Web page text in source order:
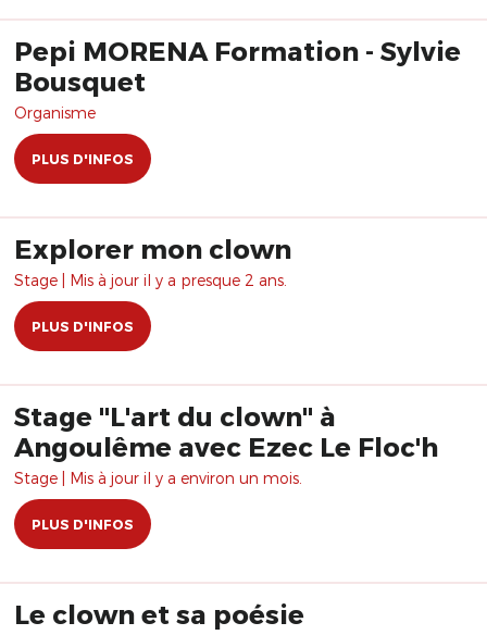
Pepi MORENA Formation - Sylvie
Bousquet
Organisme
PLUS D'INFOS
Explorer mon clown
Stage | Mis à jour il y a presque 2 ans.
PLUS D'INFOS
Stage "L'art du clown" à
Angoulême avec Ezec Le Floc'h
Stage | Mis à jour il y a environ un mois.
PLUS D'INFOS
Le clown et sa poésie